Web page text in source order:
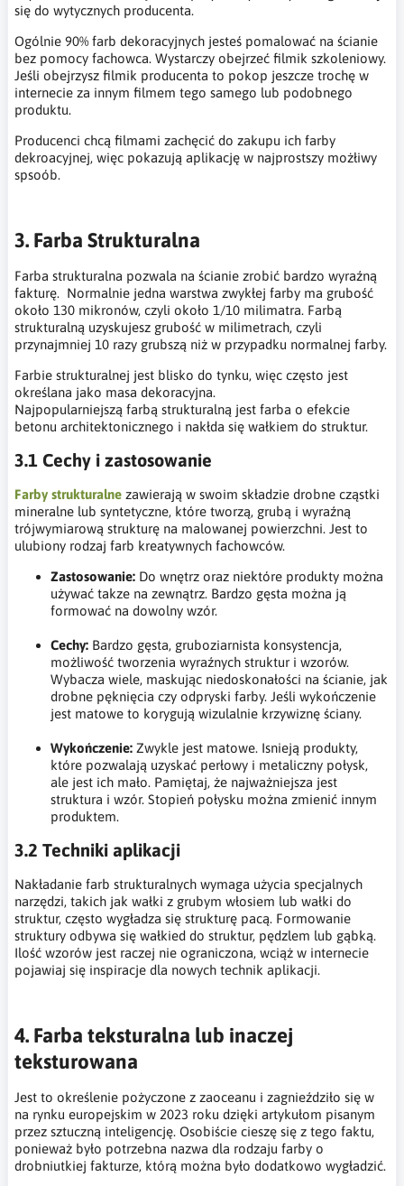
się do wytycznych producenta.
Ogólnie 90% farb dekoracyjnych jesteś pomalować na ścianie
bez pomocy fachowca. Wystarczy obejrzeć filmik szkoleniowy.
Jeśli obejrzysz filmik producenta to pokop jeszcze trochę w
internecie za innym filmem tego samego lub podobnego
produktu.
Producenci chcą filmami zachęcić do zakupu ich farby
dekroacyjnej, więc pokazują aplikację w najprostszy możłiwy
spsoób.
3. Farba Strukturalna
Farba strukturalna pozwala na ścianie zrobić bardzo wyraźną
fakturę. Normalnie jedna warstwa zwykłej farby ma grubość
około 130 mikronów, czyli około 1/10 milimatra. Farbą
strukturalną uzyskujesz grubość w milimetrach, czyli
przynajmniej 10 razy grubszą niż w przypadku normalnej farby.
Farbie strukturalnej jest blisko do tynku, więc często jest
określana jako masa dekoracyjna.
Najpopularniejszą farbą strukturalną jest farba o efekcie
betonu architektonicznego i nakłda się wałkiem do struktur.
3.1 Cechy i zastosowanie
Farby strukturalne zawierają w swoim składzie drobne cząstki
mineralne lub syntetyczne, które tworzą, grubą i wyraźną
trójwymiarową strukturę na malowanej powierzchni. Jest to
ulubiony rodzaj farb kreatywnych fachowców.
Zastosowanie: Do wnętrz oraz niektóre produkty można
używać takze na zewnątrz. Bardzo gęsta można ją
formować na dowolny wzór.
Cechy: Bardzo gęsta, gruboziarnista konsystencja,
możliwość tworzenia wyraźnych struktur i wzorów.
Wybacza wiele, maskując niedoskonałości na ścianie, jak
drobne pęknięcia czy odpryski farby. Jeśli wykończenie
jest matowe to korygują wizulalnie krzywiznę ściany.
Wykończenie: Zwykle jest matowe. Isnieją produkty,
które pozwalają uzyskać perłowy i metaliczny połysk,
ale jest ich mało. Pamiętaj, że najważniejsza jest
struktura i wzór. Stopień połysku można zmienić innym
produktem.
3.2 Techniki aplikacji
Nakładanie farb strukturalnych wymaga użycia specjalnych
narzędzi, takich jak wałki z grubym włosiem lub wałki do
struktur, często wygładza się strukturę pacą. Formowanie
struktury odbywa się wałkied do struktur, pędzlem lub gąbką.
Ilość wzorów jest raczej nie ograniczona, wciąż w internecie
pojawiaj się inspiracje dla nowych technik aplikacji.
4. Farba teksturalna lub inaczej
teksturowana
Jest to określenie pożyczone z zaoceanu i zagnieździło się w
na rynku europejskim w 2023 roku dzięki artykułom pisanym
przez sztuczną inteligencję. Osobiście cieszę się z tego faktu,
ponieważ było potrzebna nazwa dla rodzaju farby o
drobniutkiej fakturze, którą można było dodatkowo wygładzić.